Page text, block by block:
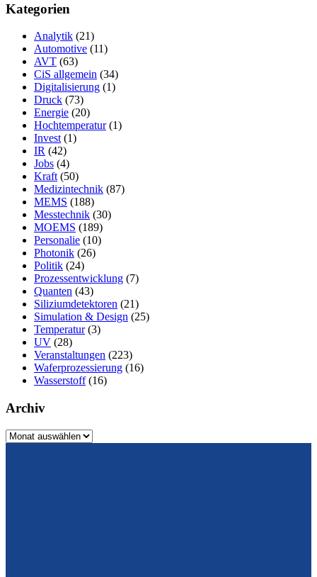
Kategorien
Analytik (21)
Automotive (11)
AVT (63)
CiS allgemein (34)
Digitalisierung (1)
Druck (73)
Energie (20)
Hochtemperatur(1)
Invest (1)
IR (42)
Jobs (4)
Kraft (50)
Medizintechnik (87)
MEMS (188)
Messtechnik (30)
MOEMS (189)
Personalie (10)
Photonik (26)
Politik (24)
Prozessentwicklung (7)
Quanten (43)
Siliziumdetektoren (21)
Simulation & Design (25)
Temperatur(3)
UV (28)
Veranstaltungen (223)
Waferprozessierung (16)
Wasserstoff(16)
Archiv
Archiv